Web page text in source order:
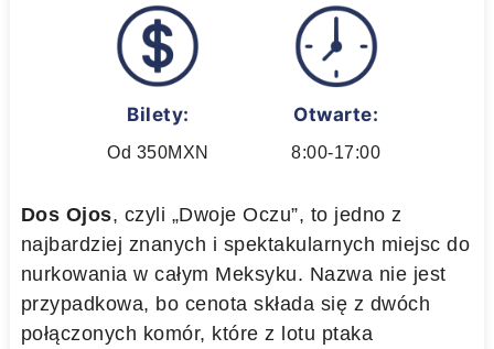
Bilety:
Od 350MXN
Otwarte:
8:00-17:00
Dos Ojos, czyli „Dwoje Oczu”, to jedno z
najbardziej znanych i spektakularnych miejsc do
nurkowania w całym Meksyku. Nazwa nie jest
przypadkowa, bo cenota składa się z dwóch
połączonych komór, które z lotu ptaka